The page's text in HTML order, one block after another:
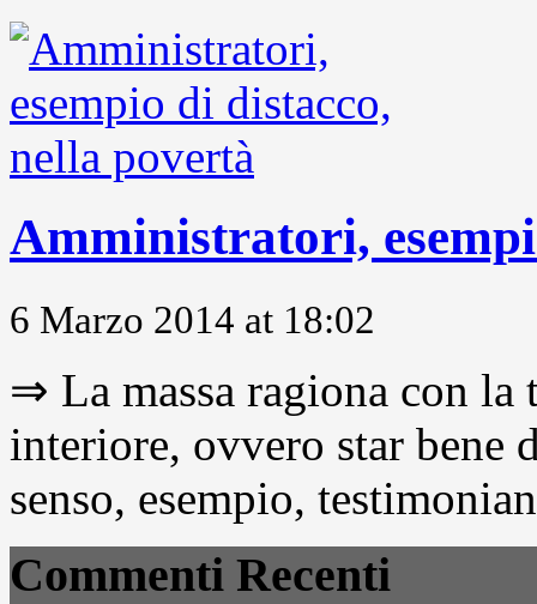
Amministratori,
6 Marzo 2014 at 18:02
⇒ La massa ragiona con
interiore, ovvero star
senso, esempio,
Commenti Recenti